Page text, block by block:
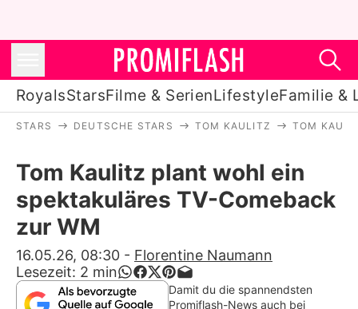
RoyalsStarsFilme & SerienLifestyleFamilie &
Stars
Filme & Serien
Lifestyle
Familie & Liebe
STARS DEUTSCHE STARS TOM KAULITZ TOM
Tom Kaulitz plant wohl ein
spektakuläres TV-Comeback
zur WM
16.05.26, 08:30 - Florentine Naumann
Lesezeit: 2 min
Damit du die spannendsten
Promiflash-News auch bei